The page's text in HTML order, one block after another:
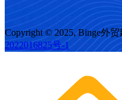
Copyright © 2025, Binge外贸
2022016825号-1